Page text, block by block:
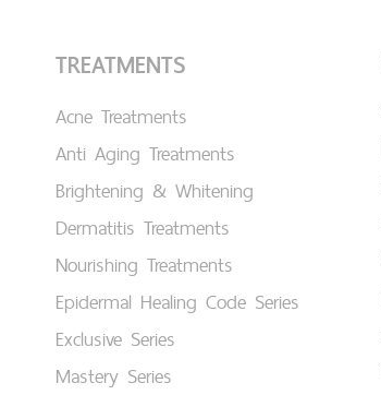
TREATMENTS
Acne Treatments
Anti Aging Treatments
Brightening & Whitening
Dermatitis Treatments
Nourishing Treatments
Epidermal Healing Code Series
Exclusive Series
Mastery Series